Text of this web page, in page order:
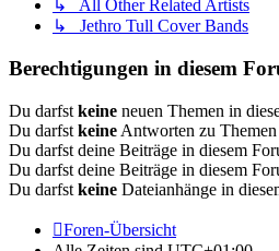
↳ All Other Related Artists
↳ Jethro Tull Cover Bands
Berechtigungen in diesem
Du darfst keine neuen Themen in
Du darfst keine Antworten zu
Du darfst deine Beiträge in diesem
Du darfst deine Beiträge in diesem
Du darfst keine Dateianhänge in
Foren-Übersicht